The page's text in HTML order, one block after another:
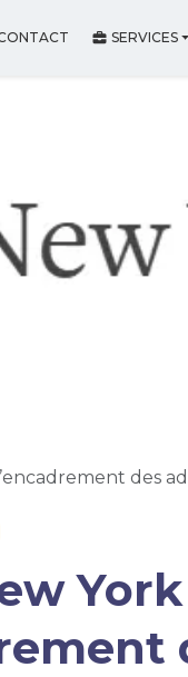
SERVICES
des